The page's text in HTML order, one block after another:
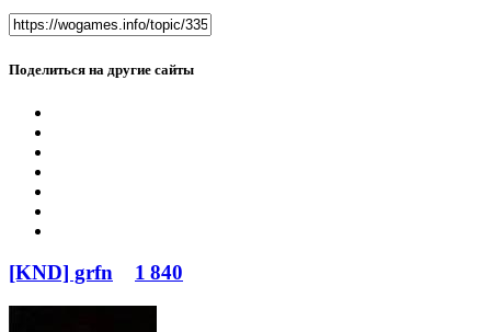
Поделиться на другие сайты
[KND] grfn 1 840